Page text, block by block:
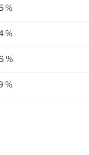
%
%
%
%